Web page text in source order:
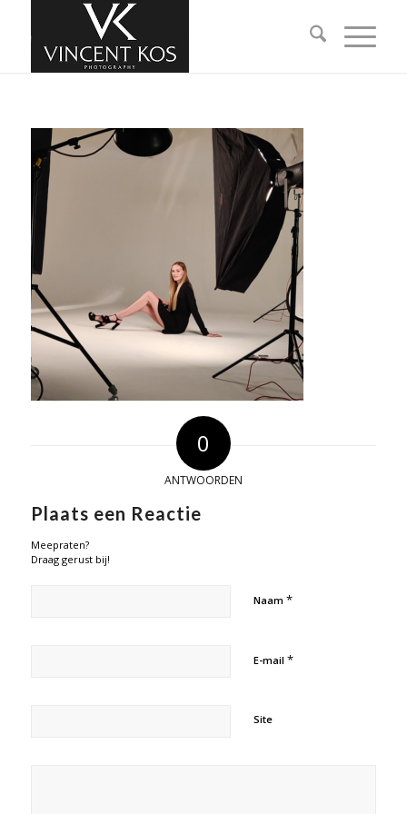
0
ANTWOORDEN
Plaats een Reactie
Meepraten?
Draag gerust bij!
Naam *
E-mail *
Site